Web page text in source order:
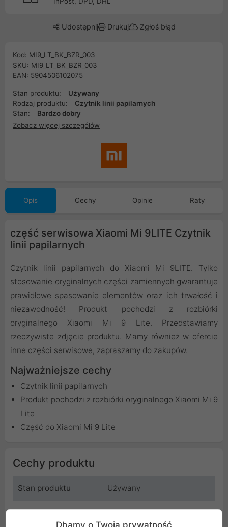
Udostępnij Drukuj Zgłoś błąd
Kod: MI9_LT_BK_BZR_003
SKU: MI9_LT_BK_BZR_003
EAN: 5904506102075
Stan produktu:
Używany
Rodzaj produktu:
Czytnik linii papilarnych
Stan:
Bardzo dobry
Zobacz więcej szczegółów
Opis Cechy Opinie Raty
część serwisowa Xiaomi Mi 9LITE Czytnik
linii papilarnych
Czytnik linii papilarnych do Xiaomi Mi 9LITE. Tylko
stosowanie oryginalnych części zamiennych gwarantuje
prawidłowe spasowanie elementów oraz ich trwałość i
niezawodność! Produkt pochodzi z rozbiórki
oryginalnego Xiaomi Mi 9 Lite. Przedstawiamy
rzeczywiste zdjęcie produktu. Mamy również w ofercie
inne części serwisowe, zapraszamy do zakupów.
Najważniejsze cechy
Czytnik linii papilarnych
Produkt pochodzi z rozbiórki oryginalnego Xiaomi Mi 9
Lite
Część do Xiaomi Mi 9 Lite
Cechy produktu
Stan produktu Używany
Rodzaj produktu Czytnik linii papilarnych
Dbamy o Twoją prywatność